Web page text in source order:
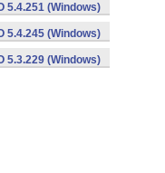
5.4.251 (Windows)
5.4.245 (Windows)
5.3.229 (Windows)